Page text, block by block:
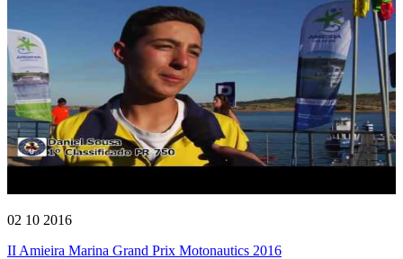
02 10 2016
II Amieira Marina Grand Prix Motonautics 2016